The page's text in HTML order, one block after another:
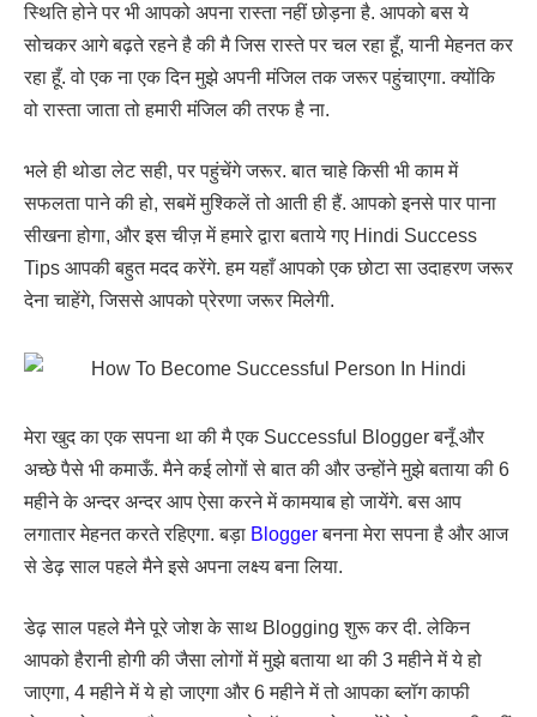
स्थिति होने पर भी आपको अपना रास्ता नहीं छोड़ना है. आपको बस ये
सोचकर आगे बढ़ते रहने है की मै जिस रास्ते पर चल रहा हूँ, यानी मेहनत कर
रहा हूँ. वो एक ना एक दिन मुझे अपनी मंजिल तक जरूर पहुंचाएगा. क्योंकि
वो रास्ता जाता तो हमारी मंजिल की तरफ है ना.
भले ही थोडा लेट सही, पर पहुंचेंगे जरूर. बात चाहे किसी भी काम में
सफलता पाने की हो, सबमें मुश्किलें तो आती ही हैं. आपको इनसे पार पाना
सीखना होगा, और इस चीज़ में हमारे द्वारा बताये गए Hindi Success
Tips आपकी बहुत मदद करेंगे. हम यहाँ आपको एक छोटा सा उदाहरण जरूर
देना चाहेंगे, जिससे आपको प्रेरणा जरूर मिलेगी.
मेरा खुद का एक सपना था की मै एक Successful Blogger बनूँ और
अच्छे पैसे भी कमाऊँ. मैने कई लोगों से बात की और उन्होंने मुझे बताया की 6
महीने के अन्दर अन्दर आप ऐसा करने में कामयाब हो जायेंगे. बस आप
लगातार मेहनत करते रहिएगा. बड़ा Bloggerबनना मेरा सपना है और आज
से डेढ़ साल पहले मैने इसे अपना लक्ष्य बना लिया.
डेढ़ साल पहले मैने पूरे जोश के साथ Blogging शुरू कर दी. लेकिन
आपको हैरानी होगी की जैसा लोगों में मुझे बताया था की 3 महीने में ये हो
जाएगा, 4 महीने में ये हो जाएगा और 6 महीने में तो आपका ब्लॉग काफी